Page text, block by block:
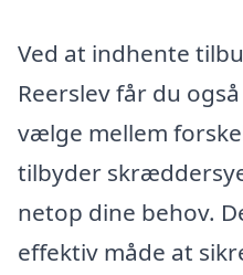
Ved at indhente
Reerslev får du
vælge mellem
tilbyder
netop dine behov.
effektiv måde at